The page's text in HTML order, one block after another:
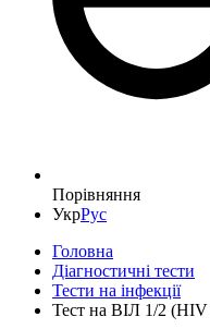
Порівняння
УкрРус
Головна
Діагностичні тести
Тести на інфекції
Тест на ВІЛ 1/2